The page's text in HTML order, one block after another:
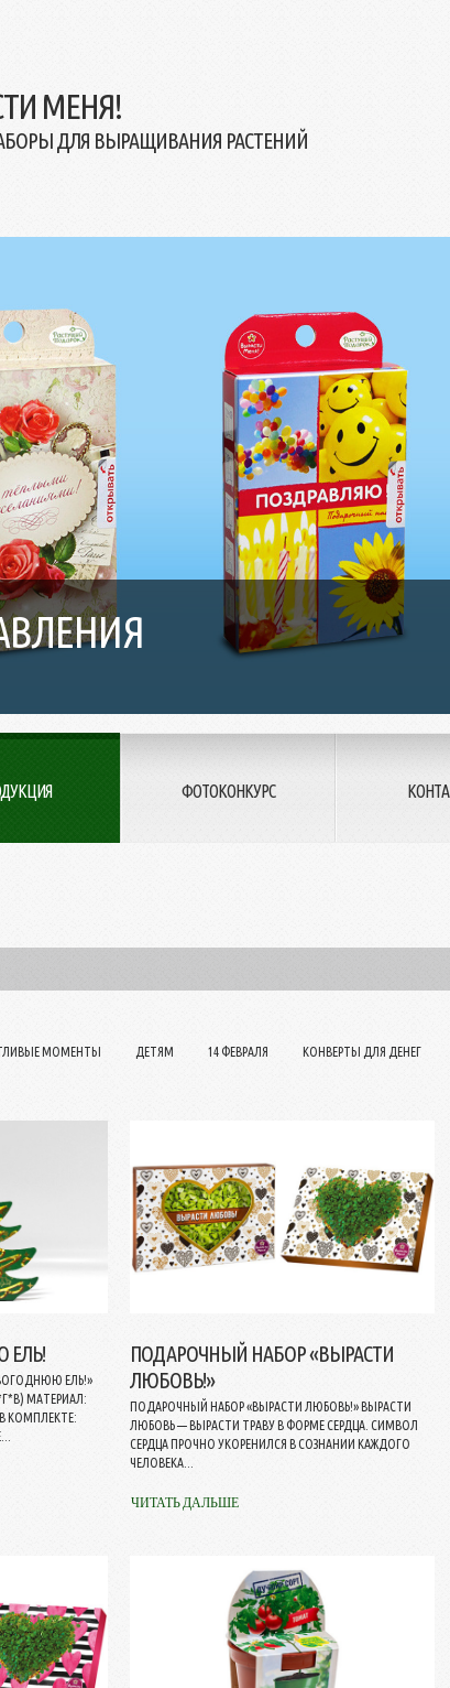
МЕНЯ!
ДЛЯ ВЫРАЩИВАНИЯ РАСТЕНИЙ
ФОТОКОНКУРС
МОМЕНТЫ ДЕТЯМ 14 ФЕВРАЛЯ КОНВЕРТЫ ДЛЯ ДЕНЕГ
ЕЛЬ!
ЕЛЬ!»
МАТЕРИАЛ:
КОМПЛЕКТЕ:
ПОДАРОЧНЫЙ НАБОР «ВЫРАСТИ
ЛЮБОВЬ!»
ПОДАРОЧНЫЙ НАБОР «ВЫРАСТИ ЛЮБОВЬ!» ВЫРАСТИ
ЛЮБОВЬ — ВЫРАСТИ ТРАВУ В ФОРМЕ СЕРДЦА. СИМВОЛ
СЕРДЦА ПРОЧНО УКОРЕНИЛСЯ В СОЗНАНИИ КАЖДОГО
ЧЕЛОВЕКА...
ЧИТАТЬ ДАЛЬШЕ